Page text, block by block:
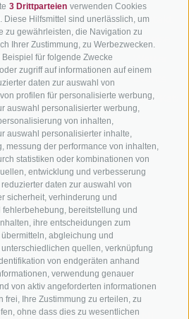
3 Drittparteien verwenden Cookies
Diese Hilfsmittel sind unerlässlich, um
zu gewährleisten, die Navigation zu
Ihrer Zustimmung, zu Werbezwecken.
für folgende Zwecke
zugriff auf informationen auf einem
daten zur auswahl von
profilen für personalisierte werbung,
auswahl personalisierter werbung,
von inhalten,
auswahl personalisierter inhalte,
messung der performance von inhalten,
statistiken oder kombinationen von
entwicklung und verbesserung
daten zur auswahl von
sicherheit, verhinderung und
bereitstellung und
ihre entscheidungen zum
abgleichung und
quellen, verknüpfung
von endgeräten anhand
verwendung genauer
von aktiv angeforderten informationen
frei, Ihre Zustimmung zu erteilen, zu
ohne dass dies zu wesentlichen
SÜDTIROL
Mountainbiken in
Südtirol
Rennradfahren in
Südtirol
Radwege in Südtirol
Bikeshops & Verleihe
Bike-Schulen
Tourenzentrale
Kontakt
Anreise
Zum
NEWSLETTER AN!